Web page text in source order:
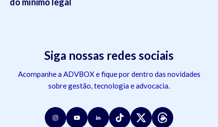
Siga nossas redes sociais
Acompanhe a ADVBOX e fique por dentro das novidades
sobre gestão, tecnologia e advocacia.